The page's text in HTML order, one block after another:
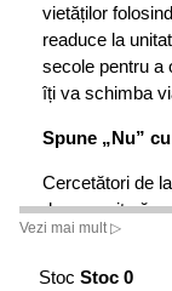
vietăților
readuce la
secole pentru a
îți va schimba
Spune „Nu”
Cercetători de
descoperit că
stimei de sine
Vezi mai mult ▷
Stoc Stoc 0